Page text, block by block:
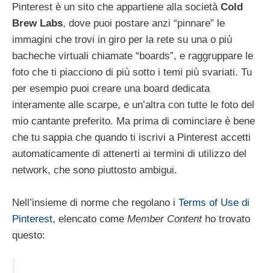
Pinterest è un sito che appartiene alla società Cold
Brew Labs, dove puoi postare anzi “pinnare” le
immagini che trovi in giro per la rete su una o più
bacheche virtuali chiamate “boards”, e raggruppare le
foto che ti piacciono di più sotto i temi più svariati. Tu
per esempio puoi creare una board dedicata
interamente alle scarpe, e un’altra con tutte le foto del
mio cantante preferito. Ma prima di cominciare è bene
che tu sappia che quando ti iscrivi a Pinterest accetti
automaticamente di attenerti ai termini di utilizzo del
network, che sono piuttosto ambigui.
Nell’insieme di norme che regolano i Terms of Use di
Pinterest, elencato come Member Contentho trovato
questo: